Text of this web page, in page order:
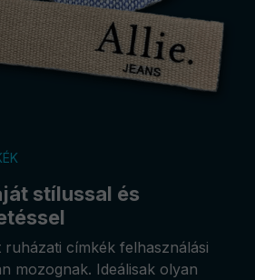
stílussal és
címkék felhasználási
mozognak. Ideálisak olyan